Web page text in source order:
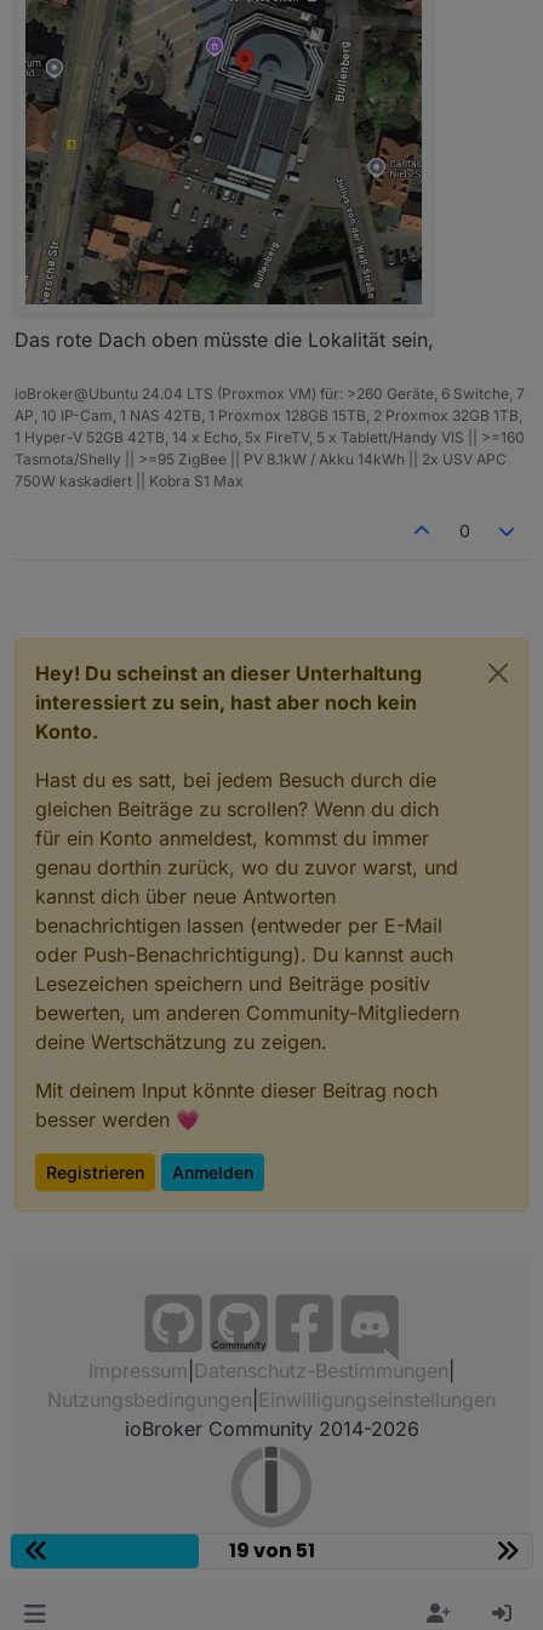
Präsentation oder Vorträge machen oder sehen, ich
möchte, dass wir uns kennenlernen und einfach
erstmal uns nett austauschen.
Das rote Dach oben müsste die Lokalität sein,
ioBroker@Ubuntu 24.04 LTS (Proxmox VM) für: >260 Geräte, 6 Switche, 7
AP, 10 IP-Cam, 1 NAS 42TB, 1 Proxmox 128GB 15TB, 2 Proxmox 32GB 1TB,
1 Hyper-V 52GB 42TB, 14 x Echo, 5x FireTV, 5 x Tablett/Handy VIS || >=160
Tasmota/Shelly || >=95 ZigBee || PV 8.1kW / Akku 14kWh || 2x USV APC
750W kaskadiert || Kobra S1 Max
0
Hey! Du scheinst an dieser Unterhaltung
interessiert zu sein, hast aber noch kein
Konto.
Hast du es satt, bei jedem Besuch durch die
gleichen Beiträge zu scrollen? Wenn du dich
für ein Konto anmeldest, kommst du immer
genau dorthin zurück, wo du zuvor warst, und
kannst dich über neue Antworten
benachrichtigen lassen (entweder per E-Mail
oder Push-Benachrichtigung). Du kannst auch
Lesezeichen speichern und Beiträge positiv
bewerten, um anderen Community-Mitgliedern
deine Wertschätzung zu zeigen.
Mit deinem Input könnte dieser Beitrag noch
besser werden 💗
Registrieren Anmelden
Community
Impressum Datenschutz-Bestimmungen
Nutzungsbedingungen Einwilligungseinstellungen
ioBroker Community 2014-2026
19 von 51